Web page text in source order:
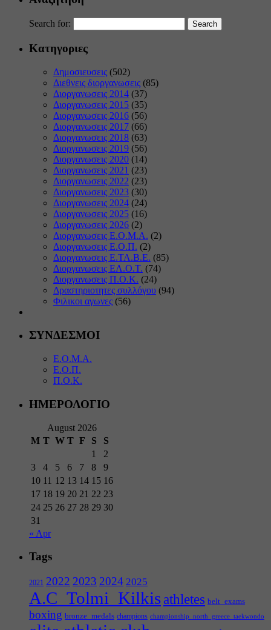
Search for:
Κατηγοριες
Δημοσιευσεις (502)
Διεθνεις διοργανωσεις (85)
Διοργανωσεις 2014 (37)
Διοργανωσεις 2015 (35)
Διοργανωσεις 2016 (56)
Διοργανωσεις 2017 (66)
Διοργανωσεις 2018 (63)
Διοργανωσεις 2019 (56)
Διοργανωσεις 2020 (14)
Διοργανωσεις 2021 (23)
Διοργανωσεις 2022 (23)
Διοργανωσεις 2023 (30)
Διοργανωσεις 2024 (24)
Διοργανωσεις 2025 (16)
Διοργανωσεις 2026 (2)
Διοργανωσεις Ε.Ο.Μ.Α. (2)
Διοργανωσεις Ε.Ο.Π. (2)
Διοργανωσεις Ε.ΤΑ.Β.Ε. (85)
Διοργανωσεις ΕΛ.Ο.Τ. (74)
Διοργανωσεις Π.Ο.Κ. (24)
Δραστηριοτητες συλλόγου (94)
Φιλικοι αγωνες (56)
ΣΥΝΔΕΣΜΟΙ
Ε.Ο.Μ.Α.
Ε.Ο.Π.
Π.Ο.Κ.
ΗΜΕΡΟΛΟΓΙΟ
August 2026
M T W T F S
S
1
2
3
4 5 6 7 8
9
10 11 12 13 14 15 16
17 18 19 20 21 22 23
24 25 26 27 28 29 30
31
« Apr
Tags
2021 2022 2023 2024 2025
A.C_Tolmi_Kilkis athletes belt_exams
boxing bronze_medals champions championship_north_greece_taekwondo